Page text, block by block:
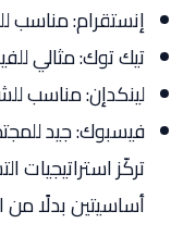
إنستقرام: مناسب
تيك توك: مثالي
لينكدإن: مناسب
فيسبوك: جيد
تركّز استراتيجيات
أساسيتين بدلًا